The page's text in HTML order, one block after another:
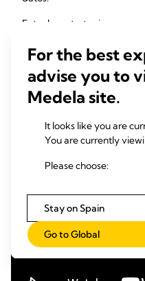
Entre las estrategias para
bebés
si se ha mantenido
sobre la lactancia y la
hospitalizados en la UCIN
si se ha mantenido
parto sobre la lactancia
bebés hospitalizados en
For the best
advise you to
Medela site.
It looks like you are
You are currently
Please choose:
Stay on Spain
Go to Global